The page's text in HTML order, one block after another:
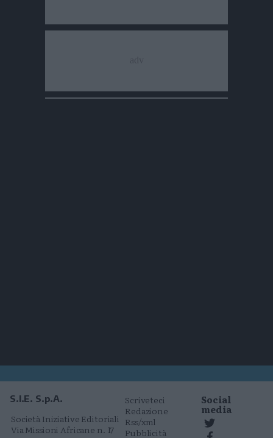
S.I.E. S.p.A.
Società Iniziative Editoriali
Via Missioni Africane n. 17
Scriveteci
Redazione
Rss/xml
Pubblicità
Social
media